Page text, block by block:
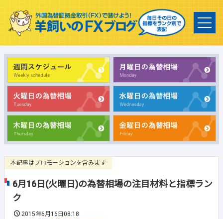
本記事はプロモーションを含みます
6月16日(火曜日)の為替相場の注目材料と指標ラン
ク
2015年6月16日08:18